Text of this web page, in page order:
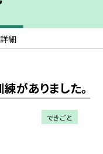
詳細
がありました。
できごと